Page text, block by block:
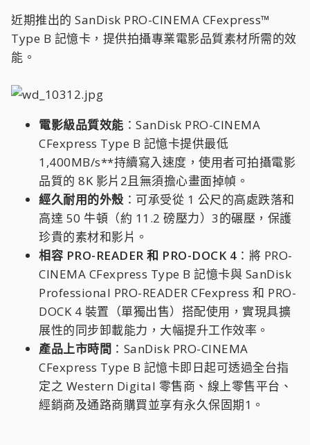
近期推出的 SanDisk PRO-CINEMA CFexpress™
Type B 記憶卡，提供拍攝專業電影品質素材所需的效
能。
電影級品質效能 ：SanDisk PRO-CINEMA
CFexpress Type B 記憶卡提供最低
1,400MB/s**持續寫入速度，使用者可拍攝電影
品質的 8K 影片2且無須擔心畫面掉幀。
經久耐用的外殼 ：可承受從 1 公尺的高處跌落和
高達 50 牛頓（約 11.2 磅壓力）3的碾壓，保護
珍貴的素材和影片。
相容 PRO-READER 和 PRO-DOCK 4 ：將 PRO-
CINEMA CFexpress Type B 記憶卡與 SanDisk
Professional PRO-READER CFexpress 和 PRO-
DOCK 4 裝置（單獨出售）搭配使用，實現具擴
展性的同步卸載能力，大幅提升工作效率。
產品上市時間 ：SanDisk PRO-CINEMA
CFexpress Type B 記憶卡即日起可透過全台指
定之 Western Digital 零售商、線上零售平台、
經銷商及通路商購買並享有永久保固期1。